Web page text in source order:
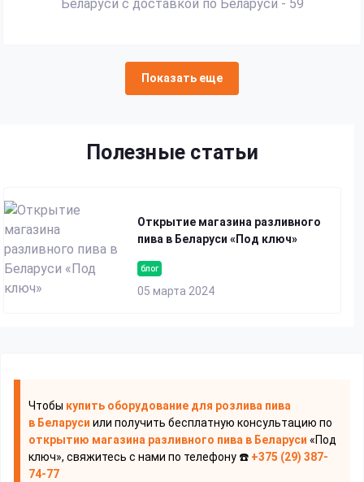
Показать еще
Полезные статьи
блог
05 марта 2024
Открытие магазина разливного
пива в Беларуси «Под ключ»
Чтобы купить оборудование для розлива пива
в Беларуси или получить бесплатную консультацию по
открытию магазина разливного пива в Беларуси «Под
ключ», свяжитесь с нами по телефону ☎️ +375 (29) 387-
74-77